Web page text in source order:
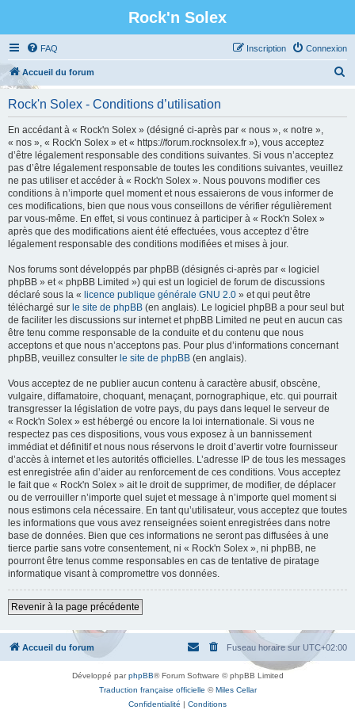
Rock'n Solex
FAQ Connexion
Inscription
Accueil du forum
Rock'n Solex - Conditions d’utilisation
En accédant à « Rock'n Solex » (désigné ci-après par « nous », « notre »,
« nos », « Rock'n Solex » et « https://forum.rocknsolex.fr »), vous acceptez
d’être légalement responsable des conditions suivantes. Si vous n’acceptez
pas d’être légalement responsable de toutes les conditions suivantes, veuillez
ne pas utiliser et accéder à « Rock'n Solex ». Nous pouvons modifier ces
conditions à n’importe quel moment et nous essaierons de vous informer de
ces modifications, bien que nous vous conseillons de vérifier régulièrement
par vous-même. En effet, si vous continuez à participer à « Rock'n Solex »
après que des modifications aient été effectuées, vous acceptez d’être
légalement responsable des conditions modifiées et mises à jour.
Nos forums sont développés par phpBB (désignés ci-après par « logiciel
phpBB » et « phpBB Limited ») qui est un logiciel de forum de discussions
déclaré sous la « licence publique générale GNU 2.0 » et qui peut être
téléchargé sur le site de phpBB (en anglais). Le logiciel phpBB a pour seul but
de faciliter les discussions sur internet et phpBB Limited ne peut en aucun cas
être tenu comme responsable de la conduite et du contenu que nous
acceptons et que nous n’acceptons pas. Pour plus d’informations concernant
phpBB, veuillez consulter le site de phpBB (en anglais).
Vous acceptez de ne publier aucun contenu à caractère abusif, obscène,
vulgaire, diffamatoire, choquant, menaçant, pornographique, etc. qui pourrait
transgresser la législation de votre pays, du pays dans lequel le serveur de
« Rock'n Solex » est hébergé ou encore la loi internationale. Si vous ne
respectez pas ces dispositions, vous vous exposez à un bannissement
immédiat et définitif et nous nous réservons le droit d’avertir votre fournisseur
d’accès à internet et les autorités officielles. L’adresse IP de tous les messages
est enregistrée afin d’aider au renforcement de ces conditions. Vous acceptez
le fait que « Rock'n Solex » ait le droit de supprimer, de modifier, de déplacer
ou de verrouiller n’importe quel sujet et message à n’importe quel moment si
nous estimons cela nécessaire. En tant qu’utilisateur, vous acceptez que toutes
les informations que vous avez renseignées soient enregistrées dans notre
base de données. Bien que ces informations ne seront pas diffusées à une
tierce partie sans votre consentement, ni « Rock'n Solex », ni phpBB, ne
pourront être tenus comme responsables en cas de tentative de piratage
informatique visant à compromettre vos données.
Revenir à la page précédente
Accueil du forum Fuseau horaire sur UTC+02:00
Développé parphpBB® Forum Software © phpBB Limited
Traduction française officielle ©Miles Cellar
Confidentialité | Conditions